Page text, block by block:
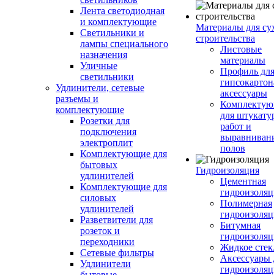
Лента светодиодная
и комплектующие
Светильники и
лампы специального
назначения
Уличные
светильники
Удлинители, сетевые
разъемы и
комплектующие
Розетки для
подключения
электроплит
Комплектующие для
бытовых
удлинителей
Комплектующие для
силовых
удлинителей
Разветвители для
розеток и
переходники
Сетевые фильтры
Удлинители
Материалы для
строительства
Листовые
материалы
Профиль для
аксессуары
для
работ и
полов
Гидроизоляция
Цементная
Полимерная
Битумная
Жидкое
Аксессуары